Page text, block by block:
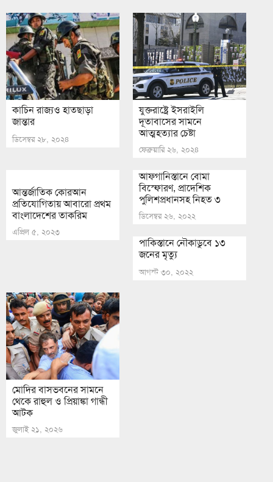
কাচিন রাজ্যও হাতছাড়া
জান্তার
ডিসেম্বর ২৮, ২০২৪
যুক্তরাষ্ট্রে ইসরাইলি
দূতাবাসের সামনে
আত্মহত্যার চেষ্টা
ফেব্রুয়ারি ২৬, ২০২৪
আন্তর্জাতিক কোরআন
প্রতিযোগিতায় আবারো প্রথম
বাংলাদেশের তাকরিম
এপ্রিল ৫, ২০২৩
আফগানিস্তানে বোমা
বিস্ফোরণ, প্রাদেশিক
পুলিশপ্রধানসহ নিহত ৩
ডিসেম্বর ২৬, ২০২২
পাকিস্তানে নৌকাডুবে ১৩
জনের মৃত্যু
আগস্ট ৩০, ২০২২
মোদির বাসভবনের সামনে
থেকে রাহুল ও প্রিয়াঙ্কা গান্ধী
আটক
জুলাই ২১, ২০২৬